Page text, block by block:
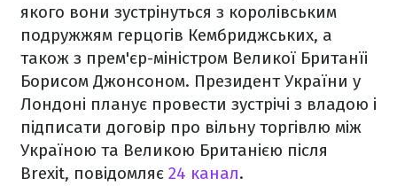
якого вони зустрінуться з королівським
подружжям герцогів Кембриджських, а
також з прем'єр-міністром Великої Британїі
Борисом Джонсоном. Президент України у
Лондоні планує провести зустрічі з владою і
підписати договір про вільну торгівлю між
Україною та Великою Британією після
Brexit, повідомляє 24 канал.